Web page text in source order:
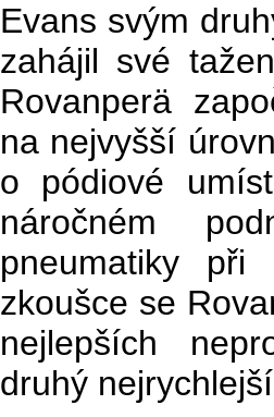
Evans svým
zahájil své
Rovanperä
na nejvyšší
o pódiové
náročném
pneumatiky při
zkoušce se
nejlepších
druhý